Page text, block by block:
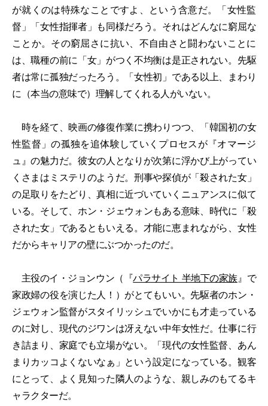
が就くのは特殊なことですよ、という含意だ。「女性監
督」「女性指揮者」も同様だろう。それはどんなに窮屈な
ことか。その窮屈さに抗い、不自由さと闘わないことに
は、職種の前に「女」がつく不均衡は是正されない。先駆
者は常に孤独だったろう。「女性初」である以上、まわり
に（本当の意味で）理解してくれる人がいない。
時を経て、映画の修復作業に携わりつつ、「韓国初の女
性監督」の孤独を追体験していくプロセスが『オマージ
ュ』の魅力だ。彼女の人となりが次第に浮かび上がってい
くさまはミステリのようだ。刑事や探偵が「殺された女」
の足取りをたどり、真相に近づいていくニュアンスに似て
いる。そして、ホン・ジェウォンもある意味、時代に「殺
された女」であるともいえる。才能に恵まれながら、女性
だからキャリアの壁にぶつかったのだ。
主役のイ・ジョンウン（『パラサイト 半地下の家族』で
家政婦の役を演じた人！）がとてもいい。先駆者のホン・
ジェウォン監督がスタイリッシュでいかにも才走っている
のに対し、現代のジワンは冴えない中年女性だ。仕事に行
き詰まり、家庭でも立場がない。「現代の女性監督、あん
まりカッコよくないなぁ」という設定になっている。観客
にとって、よく見知った隣人のような、親しみのもてるキ
ャラクターだ。